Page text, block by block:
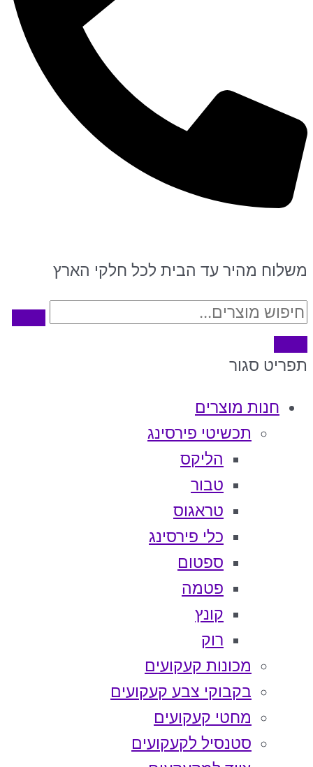
משלוח מהיר עד הבית לכל חלקי הארץ
תפריט סגור
חנות מוצרים
תכשיטי פירסינג
הליקס
טבור
טראגוס
כלי פירסינג
ספטום
פטמה
קונץ
רוק
מכונות קעקועים
בקבוקי צבע קעקועים
מחטי קעקועים
סטנסיל לקעקועים